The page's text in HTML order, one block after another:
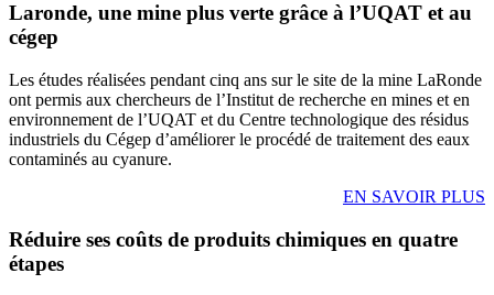
Laronde, une mine plus verte grâce à l’UQAT et au
cégep
Les études réalisées pendant cinq ans sur le site de la mine LaRonde
ont permis aux chercheurs de l’Institut de recherche en mines et en
environnement de l’UQAT et du Centre technologique des résidus
industriels du Cégep d’améliorer le procédé de traitement des eaux
contaminés au cyanure.
EN SAVOIR PLUS
Réduire ses coûts de produits chimiques en quatre
étapes